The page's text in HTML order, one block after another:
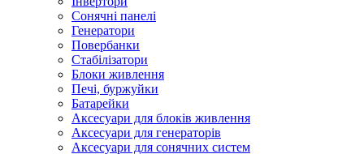
Сонячні панелі
Генератори
Повербанки
Стабілізатори
Блоки живлення
Печі, буржуйки
Батарейки
Аксесуари для блоків живлення
Аксесуари для генераторів
Аксесуари для сонячних систем